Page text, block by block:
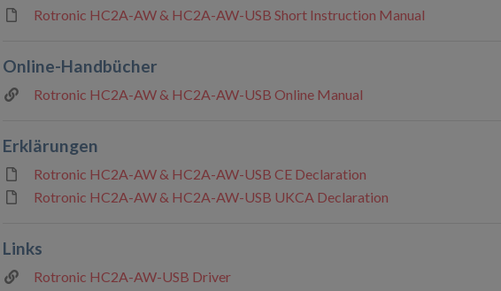
Rotronic HC2A-AW & HC2A-AW-USB Short Instruction Manual
Online-Handbücher
Rotronic HC2A-AW & HC2A-AW-USB Online Manual
Erklärungen
Rotronic HC2A-AW & HC2A-AW-USB CE Declaration
Rotronic HC2A-AW & HC2A-AW-USB UKCA Declaration
Links
Rotronic HC2A-AW-USB Driver